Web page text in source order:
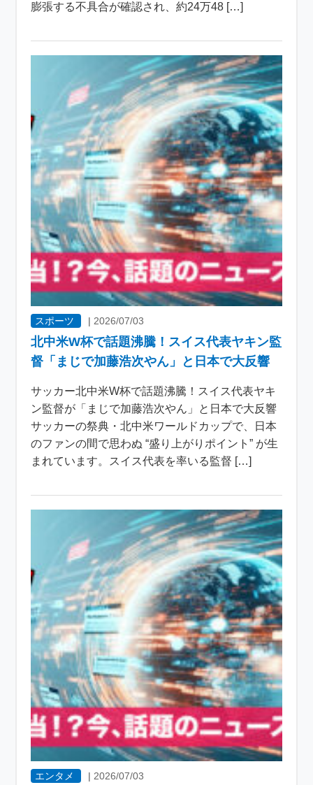
膨張する不具合が確認され、約24万48 […]
スポーツ |2026/07/03
北中米W杯で話題沸騰！スイス代表ヤキン監
督「まじで加藤浩次やん」と日本で大反響
サッカー北中米W杯で話題沸騰！スイス代表ヤキ
ン監督が「まじで加藤浩次やん」と日本で大反響
サッカーの祭典・北中米ワールドカップで、日本
のファンの間で思わぬ “盛り上がりポイント” が生
まれています。スイス代表を率いる監督 […]
エンタメ | 2026/07/03